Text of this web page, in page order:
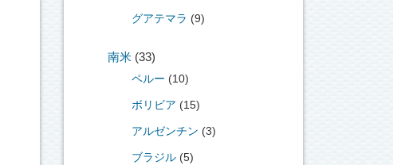
グアテマラ (9)
南米 (33)
ペルー (10)
ボリビア (15)
アルゼンチン (3)
ブラジル (5)